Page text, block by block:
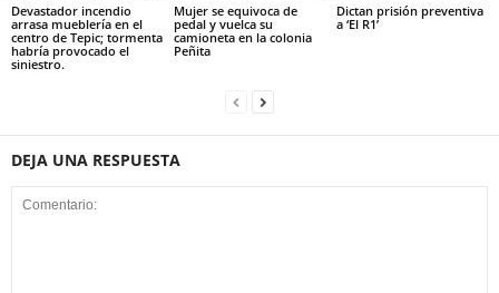
Devastador incendio
arrasa mueblería en el
centro de Tepic; tormenta
habría provocado el
siniestro.
Mujer se equivoca de
pedal y vuelca su
camioneta en la colonia
Peñita
Dictan prisión preventiva
a ‘El R1’
DEJA UNA RESPUESTA